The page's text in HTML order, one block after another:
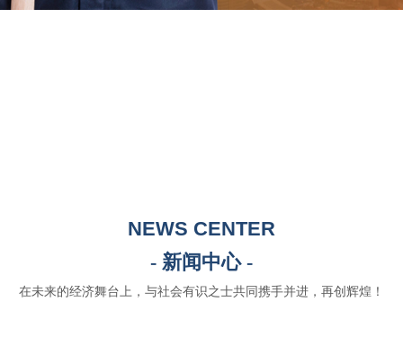
NEWS CENTER
- 新闻中心 -
在未来的经济舞台上，与社会有识之士共同携手并进，再创辉煌！